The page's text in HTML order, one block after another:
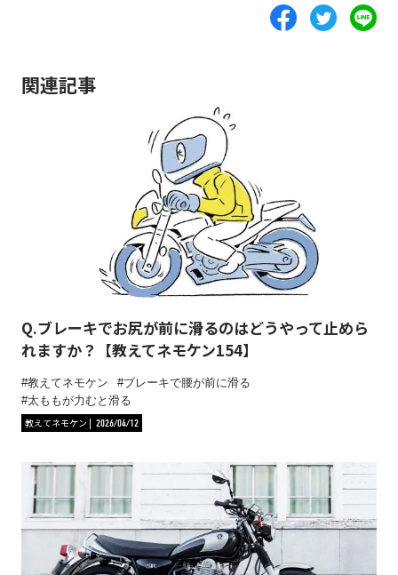
関連記事
Q.ブレーキでお尻が前に滑るのはどうやって止めら
れますか？【教えてネモケン154】
教えてネモケン
ブレーキで腰が前に滑る
太ももが力むと滑る
教えてネモケン
2026/04/12